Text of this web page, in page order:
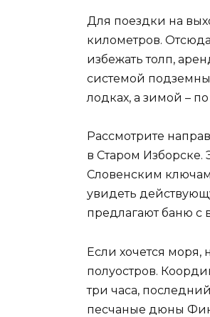
Для поездки на
километров.
избежать толп,
системой
лодках, а зимой –
Рассмотрите
в Старом Изборске.
Словенским
увидеть
предлагают баню с
Если хочется моря,
полуостров.
три часа,
песчаные дюны